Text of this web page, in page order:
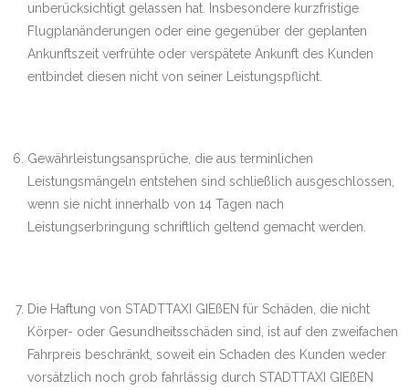
unberücksichtigt gelassen hat. Insbesondere kurzfristige
Flugplanänderungen oder eine gegenüber der geplanten
Ankunftszeit verfrühte oder verspätete Ankunft des Kunden
entbindet diesen nicht von seiner Leistungspflicht.
Gewährleistungsansprüche, die aus terminlichen
Leistungsmängeln entstehen sind schließlich ausgeschlossen,
wenn sie nicht innerhalb von 14 Tagen nach
Leistungserbringung schriftlich geltend gemacht werden.
Die Haftung von STADTTAXI GIEßEN für Schäden, die nicht
Körper- oder Gesundheitsschäden sind, ist auf den zweifachen
Fahrpreis beschränkt, soweit ein Schaden des Kunden weder
vorsätzlich noch grob fahrlässig durch STADTTAXI GIEßEN